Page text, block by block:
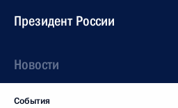
Президент России
Новости
События